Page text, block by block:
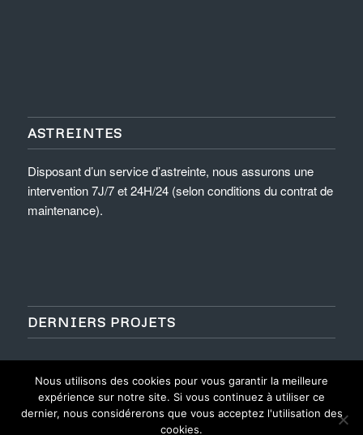
ASTREINTES
Disposant d’un service d’astreinte, nous assurons une
intervention 7J/7 et 24H/24 (selon conditions du contrat de
maintenance).
DERNIERS PROJETS
Nous utilisons des cookies pour vous garantir la meilleure
expérience sur notre site. Si vous continuez à utiliser ce
dernier, nous considérerons que vous acceptez l'utilisation des
cookies.